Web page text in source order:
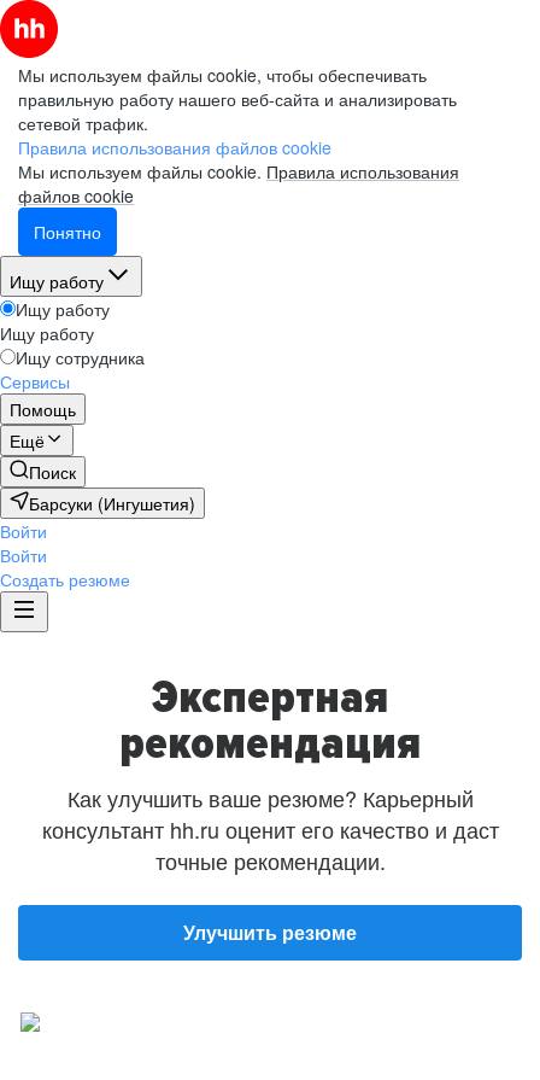
Мы используем файлы cookie, чтобы обеспечивать
правильную работу нашего веб-сайта и анализировать
сетевой трафик.
Правила использования файлов cookie
Мы используем файлы cookie. Правила использования
файлов cookie
Понятно
Ищу работу
Ищу работу
Ищу работу
Ищу сотрудника
Сервисы
Помощь
Ещё
Поиск
Барсуки (Ингушетия)
Войти
Войти
Создать резюме
Экспертная
рекомендация
Как улучшить ваше резюме? Карьерный
консультант hh.ru оценит его качество и даст
точные рекомендации.
Улучшить резюме